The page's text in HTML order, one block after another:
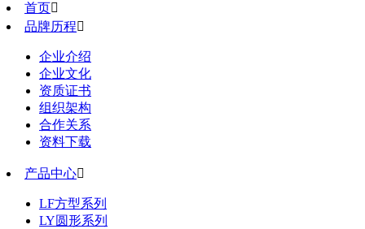
首页
品牌历程
企业介绍
企业文化
资质证书
组织架构
合作关系
资料下载
产品中心
LF方型系列
LY圆形系列